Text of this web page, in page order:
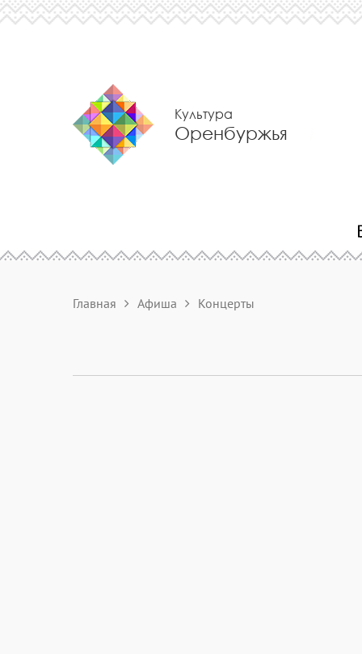
Культура
Оренбуржья
Главная Афиша Концерты